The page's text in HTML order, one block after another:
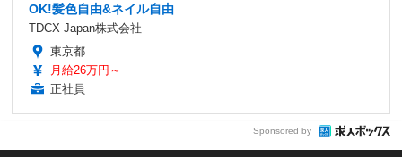
OK!髪色自由&ネイル自由
TDCX Japan株式会社
東京都
月給26万円～
正社員
Sponsored by